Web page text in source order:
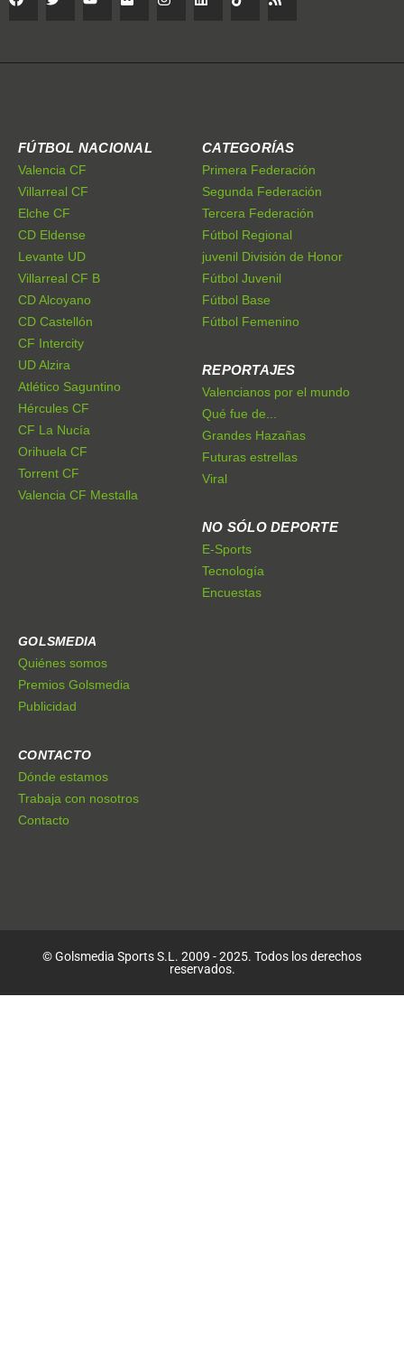
FÚTBOL NACIONAL
Valencia CF
Villarreal CF
Elche CF
CD Eldense
Levante UD
Villarreal CF B
CD Alcoyano
CD Castellón
CF Intercity
UD Alzira
Atlético Saguntino
Hércules CF
CF La Nucía
Orihuela CF
Torrent CF
Valencia CF Mestalla
CATEGORÍAS
Primera Federación
Segunda Federación
Tercera Federación
Fútbol Regional
juvenil División de Honor
Fútbol Juvenil
Fútbol Base
Fútbol Femenino
REPORTAJES
Valencianos por el mundo
Qué fue de...
Grandes Hazañas
Futuras estrellas
Viral
NO SÓLO DEPORTE
E-Sports
Tecnología
Encuestas
GOLSMEDIA
Quiénes somos
Premios Golsmedia
Publicidad
CONTACTO
Dónde estamos
Trabaja con nosotros
Contacto
© Golsmedia Sports S.L. 2009 - 2025. Todos los derechos
reservados.